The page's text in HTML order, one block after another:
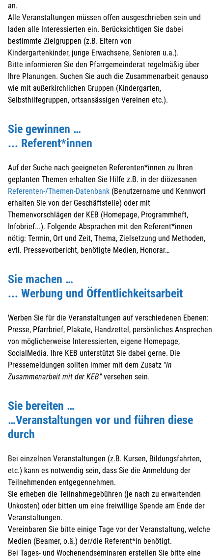
an.
Alle Veranstaltungen müssen offen ausgeschrieben sein und
laden alle Interessierten ein. Berücksichtigen Sie dabei
bestimmte Zielgruppen (z.B. Eltern von
Kindergartenkinder, junge Erwachsene, Senioren u.a.).
Bitte informieren Sie den Pfarrgemeinderat regelmäßig über
Ihre Planungen. Suchen Sie auch die Zusammenarbeit genauso
wie mit außerkirchlichen Gruppen (Kindergarten,
Selbsthilfegruppen, ortsansässigen Vereinen etc.).
Sie gewinnen …
... Referent*innen
Auf der Suche nach geeigneten Referenten*innen zu Ihren
geplanten Themen erhalten Sie Hilfe z.B. in der diözesanen
Referenten-/Themen-Datenbank (Benutzername und Kennwort
erhalten Sie von der Geschäftstelle) oder mit
Themenvorschlägen der KEB (Homepage, Programmheft,
Infobrief...). Folgende Absprachen mit den Referent*innen
nötig: Termin, Ort und Zeit, Thema, Zielsetzung und Methoden,
evtl. Pressevorbericht, benötigte Medien, Honorar…
Sie machen …
... Werbung und Öffentlichkeitsarbeit
Werben Sie für die Veranstaltungen auf verschiedenen Ebenen:
Presse, Pfarrbrief, Plakate, Handzettel, persönliches Ansprechen
von möglicherweise Interessierten, eigene Homepage,
SocialMedia. Ihre KEB unterstützt Sie dabei gerne. Die
Pressemeldungen sollten immer mit dem Zusatz "in
Zusammenarbeit mit der KEB"versehen sein.
Sie bereiten …
…Veranstaltungen vor und führen diese
durch
Bei einzelnen Veranstaltungen (z.B. Kursen, Bildungsfahrten,
etc.) kann es notwendig sein, dass Sie die Anmeldung der
Teilnehmenden entgegennehmen.
Sie erheben die Teilnahmegebühren (je nach zu erwartenden
Unkosten) oder bitten um eine freiwillige Spende am Ende der
Veranstaltungen.
Vereinbaren Sie bitte einige Tage vor der Veranstaltung, welche
Medien (Beamer, o.ä.) der/die Referent*in benötigt.
Bei Tages- und Wochenendseminaren erstellen Sie bitte eine